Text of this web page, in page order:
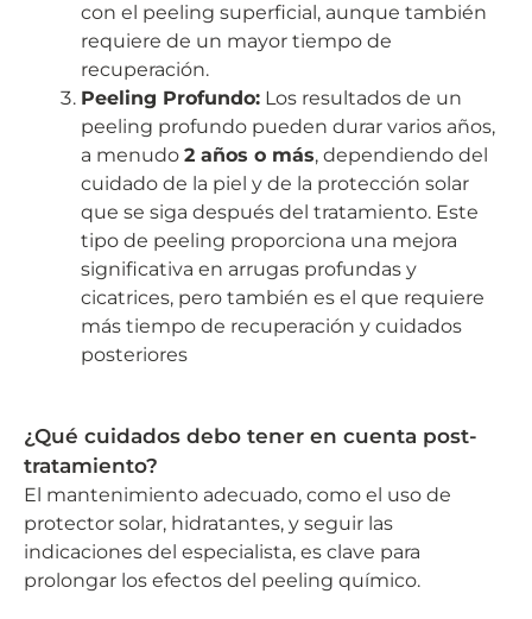
con el peeling superficial, aunque también
requiere de un mayor tiempo de
recuperación.
Peeling Profundo: Los resultados de un
peeling profundo pueden durar varios años,
a menudo 2 años o más, dependiendo del
cuidado de la piel y de la protección solar
que se siga después del tratamiento. Este
tipo de peeling proporciona una mejora
significativa en arrugas profundas y
cicatrices, pero también es el que requiere
más tiempo de recuperación y cuidados
posteriores
¿Qué cuidados debo tener en cuenta post-
tratamiento?
El mantenimiento adecuado, como el uso de
protector solar, hidratantes, y seguir las
indicaciones del especialista, es clave para
prolongar los efectos del peeling químico.